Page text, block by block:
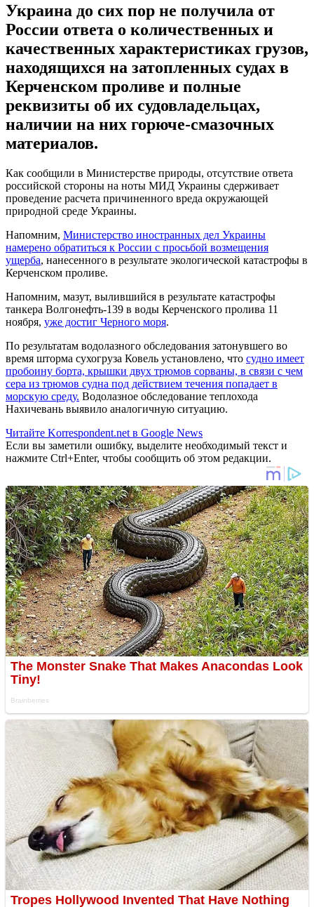
Украина до сих пор не получила от
России ответа о количественных и
качественных характеристиках грузов,
находящихся на затопленных судах в
Керченском проливе и полные
реквизиты об их судовладельцах,
наличии на них горюче-смазочных
материалов.
Как сообщили в Министерстве природы, отсутствие ответа
российской стороны на ноты МИД Украины сдерживает
проведение расчета причиненного вреда окружающей
природной среде Украины.
Напомним, Министерство иностранных дел Украины
намерено обратиться к России с просьбой возмещения
ущерба, нанесенного в результате экологической катастрофы в
Керченском проливе.
Напомним, мазут, вылившийся в результате катастрофы
танкера Волгонефть-139 в воды Керченского пролива 11
ноября, уже достиг Черного моря.
По результатам водолазного обследования затонувшего во
время шторма сухогруза Ковель установлено, что судно имеет
пробоину борта, крышки двух трюмов сорваны, в связи с чем
сера из трюмов судна под действием течения попадает в
морскую среду. Водолазное обследование теплохода
Нахичевань выявило аналогичную ситуацию.
Читайте Korrespondent.net в Google News
Если вы заметили ошибку, выделите необходимый текст и
нажмите Ctrl+Enter, чтобы сообщить об этом редакции.